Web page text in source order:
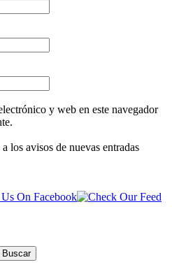
y web en este navegador
los avisos de nuevas entradas